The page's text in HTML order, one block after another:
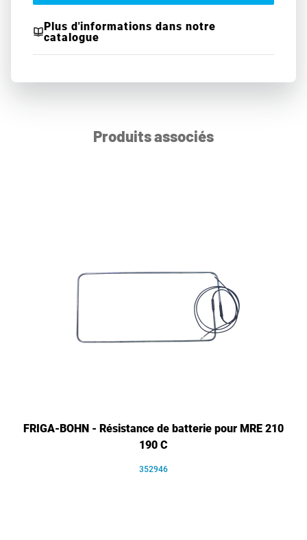
Plus d'informations dans notre
catalogue
Produits associés
FRIGA-BOHN - Résistance de batterie pour MRE 210
190 C
352946